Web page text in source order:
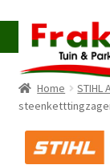
Ga
door
naar
navigatie
Ga
naar
de
inhoudHomepage
Occasions
Home STIHL